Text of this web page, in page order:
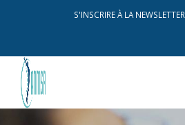
S'INSCRIRE À LA NEWSLETTER